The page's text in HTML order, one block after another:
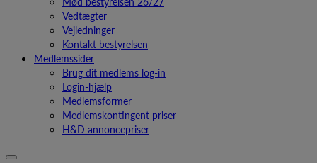
Vedtægter
Vejledninger
Kontakt bestyrelsen
Medlemssider
Brug dit medlems log-in
Login-hjælp
Medlemsformer
Medlemskontingent priser
H&D annoncepriser